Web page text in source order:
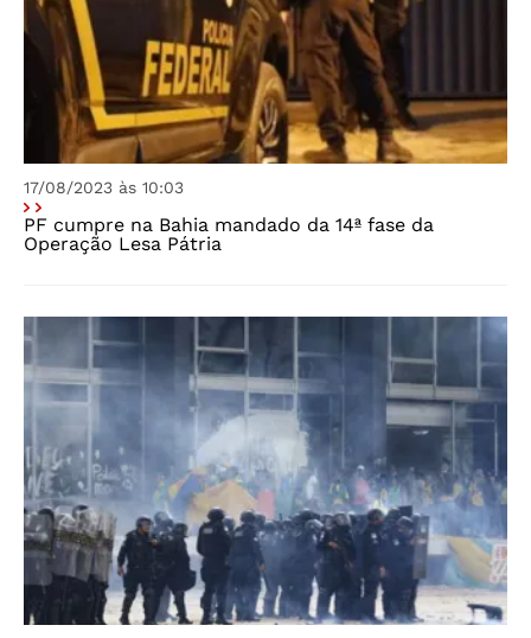
17/08/2023 às 10:03
PF cumpre na Bahia mandado da 14ª fase da
Operação Lesa Pátria